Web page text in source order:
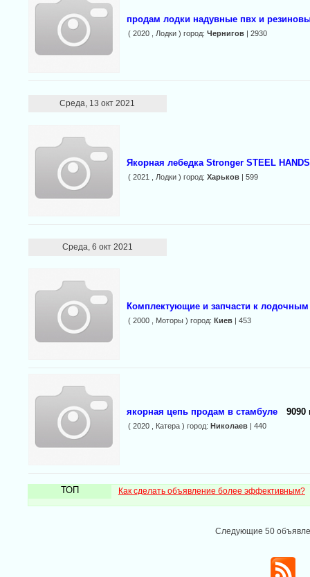
продам лодки надувные пвх и
( 2020 , Лодки ) город: Чернигов| 2930
Среда, 13 окт 2021
Якорная лебедка Stronger STEEL
( 2021 , Лодки ) город: Харьков| 599
Среда, 6 окт 2021
Комплектующие и запчасти к
( 2000 , Моторы ) город: Киев| 453
якорная цепь продам в стамбуле 9090
( 2020 , Катера ) город: Николаев| 440
ТОП Как сделать объявление более эффективным?
Следующие 50